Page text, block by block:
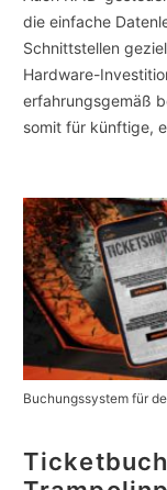
die einfache
Schnittstellen
Hardware-
erfahrungsgemäß
somit für künftige,
Buchungssystem für